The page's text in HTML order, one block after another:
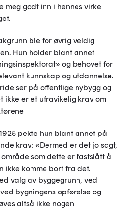
meg godt inn i hennes virke
ble for øvrig veldig
Hun holder blant annet
og behovet for
kunnskap og utdannelse.
på offentlige nybygg og
ikke er et ufravikelig krav om
pekte hun blant annet på
krav: «Dermed er det jo sagt,
som dette er fastslått å
ikke komme bort fra det.
valg av byggegrunn, ved
bygningens opførelse og
altså ikke nogen